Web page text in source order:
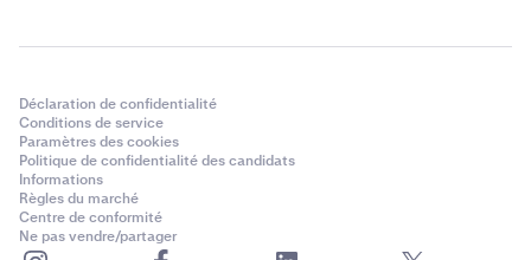
Déclaration de confidentialité
Conditions de service
Paramètres des cookies
Politique de confidentialité des candidats
Informations
Règles du marché
Centre de conformité
Ne pas vendre/partager